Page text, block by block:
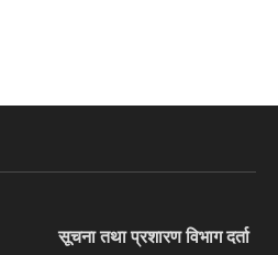
सूचना तथा प्रशारण विभाग दर्ता